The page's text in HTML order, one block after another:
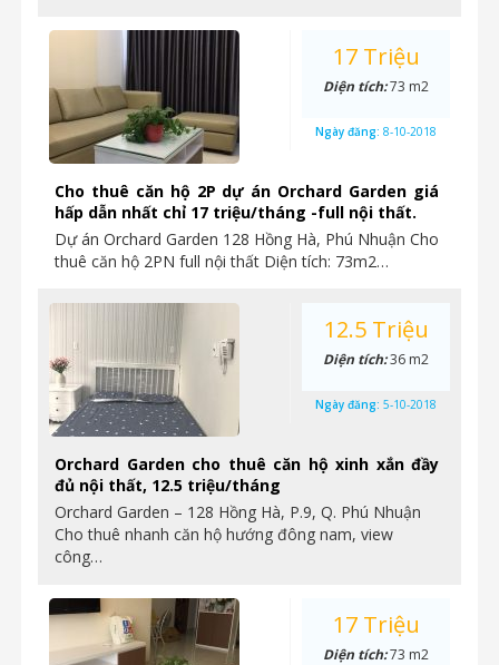
Cho thuê căn hộ 2P dự án Orchard Garden giá
hấp dẫn nhất chỉ 17 triệu/tháng -full nội thất.
Dự án Orchard Garden 128 Hồng Hà, Phú Nhuận Cho
thuê căn hộ 2PN full nội thất Diện tích: 73m2…
17 Triệu
Diện tích:73 m2
Ngày đăng: 8-10-2018
Orchard Garden cho thuê căn hộ xinh xắn đầy
đủ nội thất, 12.5 triệu/tháng
Orchard Garden – 128 Hồng Hà, P.9, Q. Phú Nhuận
Cho thuê nhanh căn hộ hướng đông nam, view
công…
12.5 Triệu
Diện tích:36 m2
Ngày đăng: 5-10-2018
17 Triệu
Diện tích:73 m2